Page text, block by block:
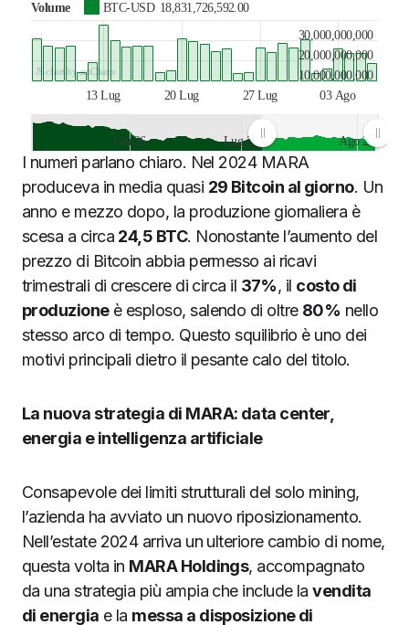
Volume BTC-USD 18,831,726,592.00
13 Lug 20 Lug 27 Lug 03 Ago
10,000,000,000
20,000,000,000
30,000,000,000
JS chart by amCharts
Giu 26 Lug 26 Ago 26
JS chart by amCharts
I numeri parlano chiaro. Nel 2024 MARA
produceva in media quasi 29 Bitcoin al giorno. Un
anno e mezzo dopo, la produzione giornaliera è
scesa a circa 24,5 BTC. Nonostante l’aumento del
prezzo di Bitcoin abbia permesso ai ricavi
trimestrali di crescere di circa il 37%, il costo di
produzioneè esploso, salendo di oltre 80% nello
stesso arco di tempo. Questo squilibrio è uno dei
motivi principali dietro il pesante calo del titolo.
La nuova strategia di MARA: data center,
energia e intelligenza artificiale
Consapevole dei limiti strutturali del solo mining,
l’azienda ha avviato un nuovo riposizionamento.
Nell’estate 2024 arriva un ulteriore cambio di nome,
questa volta in MARA Holdings, accompagnato
da una strategia più ampia che include lavendita
di energia e la messa a disposizione di